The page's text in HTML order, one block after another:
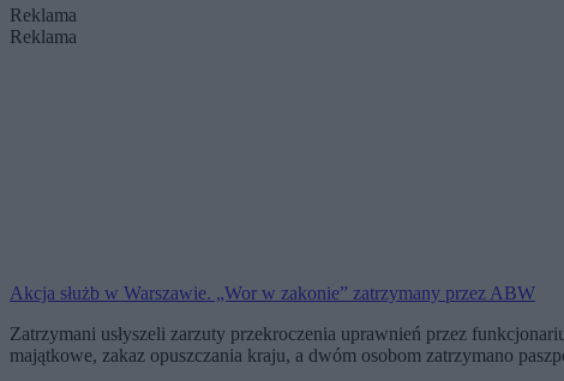
Reklama
Reklama
Akcja służb w Warszawie. „Wor w zakonie” zatrzymany przez ABW
Zatrzymani usłyszeli zarzuty przekroczenia uprawnień przez
majątkowe, zakaz opuszczania kraju, a dwóm osobom zatrzymano